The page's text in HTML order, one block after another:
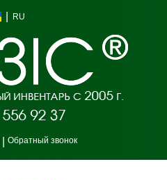
RU
Обратный звонок